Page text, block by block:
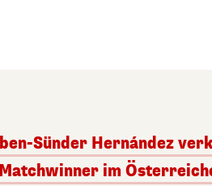
Sünder Hernández
im